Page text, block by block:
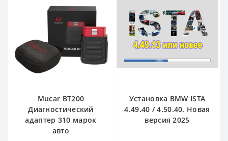
Mucar BT200
Диагностический
адаптер 310 марок
авто
Установка BMW ISTA
4.49.40 / 4.50.40. Новая
версия 2025